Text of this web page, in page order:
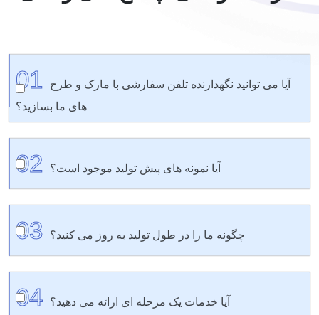
01
آیا می توانید نگهدارنده تلفن سفارشی با مارک و طرح
های ما بسازید؟
بله. ما تطبیق رنگ، چاپ آرم سفارشی، توسعه قالب منحصر به
فرد و بسته بندی شخصی را برای ایجاد تصویر برند شما ارائه می
02 آیا نمونه های پیش تولید موجود است؟
مطمئنا شما می توانید نمونه هایی را برای بررسی کیفیت مواد،
عملکرد چسبندگی، اتصالات و طرز کار کلی قبل از تولید انبوه
03 چگونه ما را در طول تولید به روز می کنید؟
ما شما را با گزارش های منظم پیشرفت، عکس های تولید و
برنامه های دقیق در جریان قرار می دهیم. تیم حساب
04 آیا خدمات یک مرحله ای ارائه می دهید؟